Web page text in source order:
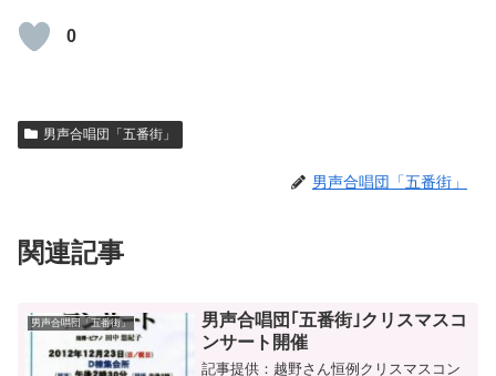
0
男声合唱団「五番街」
男声合唱団「五番街」
関連記事
男声合唱団「五番街」
男声合唱団｢五番街｣クリスマスコ
ンサート開催
記事提供：越野さん恒例クリスマスコン